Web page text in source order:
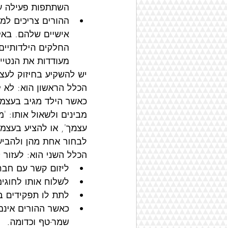
השתתפות פעילה
ההורים צריכים
אישיים שלהם.
החלקים
מעודדות את
יש להשקיע בחיזוק
הכלל הראשון הוא: לא
כאשר הילד מגיב
מבינים ולשאול
עצמך', או להציע
לבחור אחת מהן
הכלל השני הוא:
ליזום קשר עם
לשלוח אותו
לתת לו תפקידים
כאשר ההורים
שמר-טף וכדומה.